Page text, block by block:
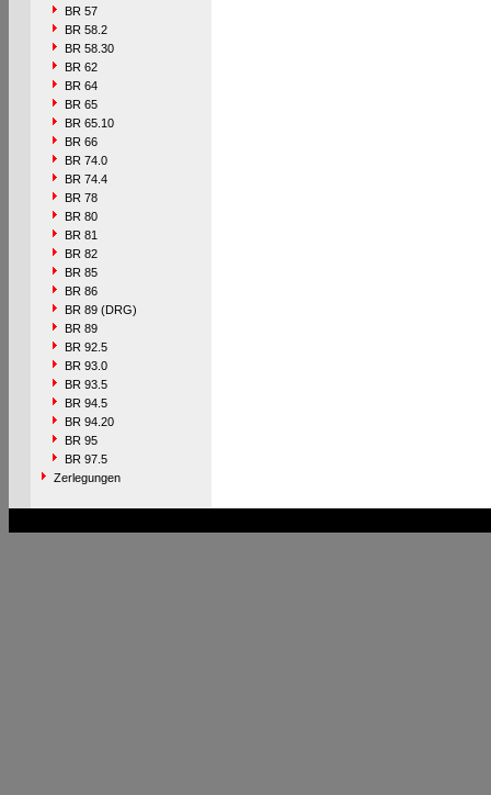
BR 57
BR 58.2
BR 58.30
BR 62
BR 64
BR 65
BR 65.10
BR 66
BR 74.0
BR 74.4
BR 78
BR 80
BR 81
BR 82
BR 85
BR 86
BR 89 (DRG)
BR 89
BR 92.5
BR 93.0
BR 93.5
BR 94.5
BR 94.20
BR 95
BR 97.5
Zerlegungen